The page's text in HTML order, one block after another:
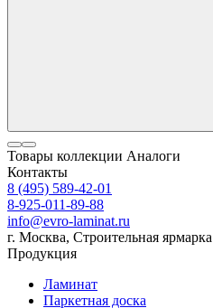
Товары коллекции Аналоги
Контакты
8 (495) 589-42-01
8-925-011-89-88
info@evro-laminat.ru
г. Москва, Строительная
Продукция
Ламинат
Паркетная доска